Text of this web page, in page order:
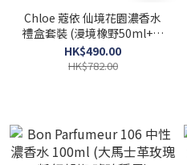
Chloe 蔻依 仙境花園濃香水
禮盒套裝 (漫境橡野50ml+塵
心海索10ml+不朽仲夏
10ml)(Barcode:
HK$490.00
HK$782.00